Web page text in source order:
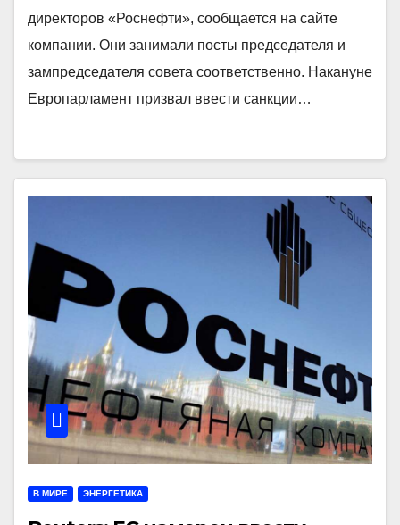
директоров «Роснефти», сообщается на сайте
компании. Они занимали посты председателя и
зампредседателя совета соответственно. Накануне
Европарламент призвал ввести санкции…
В МИРЕ ЭНЕРГЕТИКА